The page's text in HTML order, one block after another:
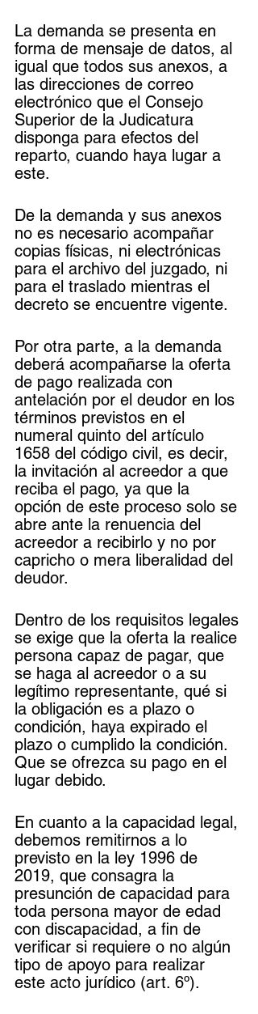
La demanda se presenta en
forma de mensaje de datos, al
igual que todos sus anexos, a
las direcciones de correo
electrónico que el Consejo
Superior de la Judicatura
disponga para efectos del
reparto, cuando haya lugar a
este.
De la demanda y sus anexos
no es necesario acompañar
copias físicas, ni electrónicas
para el archivo del juzgado, ni
para el traslado mientras el
decreto se encuentre vigente.
Por otra parte, a la demanda
deberá acompañarse la oferta
de pago realizada con
antelación por el deudor en los
términos previstos en el
numeral quinto del artículo
1658 del código civil, es decir,
la invitación al acreedor a que
reciba el pago, ya que la
opción de este proceso solo se
abre ante la renuencia del
acreedor a recibirlo y no por
capricho o mera liberalidad del
deudor.
Dentro de los requisitos legales
se exige que la oferta la realice
persona capaz de pagar, que
se haga al acreedor o a su
legítimo representante, qué si
la obligación es a plazo o
condición, haya expirado el
plazo o cumplido la condición.
Que se ofrezca su pago en el
lugar debido.
En cuanto a la capacidad legal,
debemos remitirnos a lo
previsto en la ley 1996 de
2019, que consagra la
presunción de capacidad para
toda persona mayor de edad
con discapacidad, a fin de
verificar si requiere o no algún
tipo de apoyo para realizar
este acto jurídico (art. 6º).